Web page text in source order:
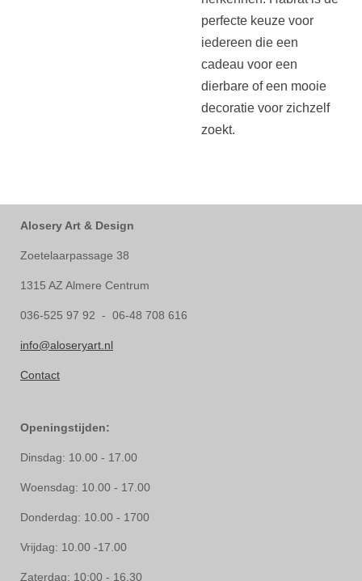
perfecte keuze voor
iedereen die een
cadeau voor een
dierbare of een mooie
decoratie voor zichzelf
zoekt.
Alosery Art & Design
Zoetelaarpassage 38
1315 AZ Almere Centrum
036-525 97 92 - 06-48 708 616
info@aloseryart.nl
Contact
Openingstijden:
Dinsdag: 10.00 - 17.00
Woensdag: 10.00 - 17.00
Donderdag: 10.00 - 1700
Vrijdag: 10.00 -17.00
Zaterdag: 10:00 - 16.30